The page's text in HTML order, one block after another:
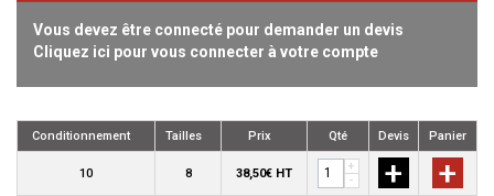
Vous devez être connecté pour demander un devis
Cliquez ici pour vous connecter à votre compte
Conditionnement Tailles Prix Qté Devis Panier
10 8 38,50€ HT
+
-
+ +